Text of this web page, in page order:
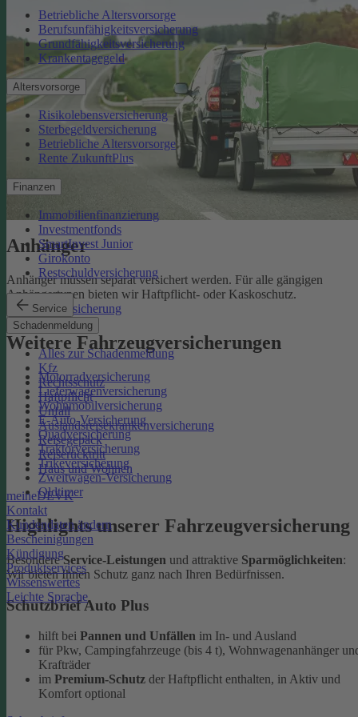
Betriebliche Altersvorsorge
Berufsunfähigkeitsversicherung
Grundfähigkeitsversicherung
Krankentagegeld
Altersvorsorge
Risikolebensversicherung
Sterbegeldversicherung
Betriebliche Altersvorsorge
Rente ZukunftPlus
Finanzen
Immobilienfinanzierung
Investmentfonds
SmartInvest Junior
Girokonto
Restschuldversicherung
Service
Schadenmeldung
Alles zur Schadenmeldung
Kfz
Rechtsschutz
Haftpflicht
Unfall
Auslandsreisekrankenversicherung
Reisegepäck
Reiserücktritt
Haus und Wohnen
meineDEVK
Kontakt
Kundendaten ändern
Bescheinigungen
Kündigung
Produktservices
Wissenswertes
Leichte Sprache
Anhänger
Anhänger müssen separat versichert werden. Für alle gängigen
Anhängertypen bieten wir Haftpflicht- oder Kaskoschutz.
Anhängerversicherung
Weitere Fahrzeugversicherungen
Motorradversicherung
Lieferwagenversicherung
Wohnmobilversicherung
E-Auto-Versicherung
Quadversicherung
Traktorversicherung
Trikeversicherung
Zweitwagen-Versicherung
Oldtimer
Highlights unserer Fahrzeugversicherung
BesondereService-Leistungen und attraktive Sparmöglichkeiten:
Wir bieten Ihnen Schutz ganz nach Ihren Bedürfnissen.
Schutzbrief Auto Plus
hilft bei Pannen und Unfällen im In- und Ausland
für Pkw, Campingfahrzeuge (bis 4 t), Wohnwagenanhänger
Krafträder
im Premium-Schutz der Haftpflicht enthalten, in Aktiv und
Komfort optional